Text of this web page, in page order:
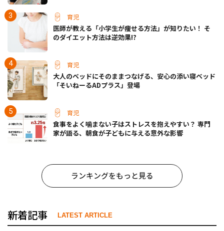
育児
医師が教える「小学生が痩せる方法」が知りたい！ そ
のダイエット方法は逆効果!?
育児
大人のベッドにそのままつなげる、安心の添い寝ベッド
「そいねーるADプラス」登場
育児
食事をよく噛まない子はストレスを抱えやすい？ 専門
家が語る、朝食が子どもに与える意外な影響
ランキングをもっと見る
新着記事 LATEST ARTICLE